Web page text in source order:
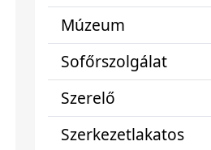
Múzeum
Sofőrszolgálat
Szerelő
Szerkezetlakatos